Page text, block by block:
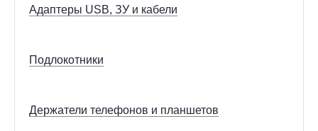
Адаптеры USB, ЗУ и кабели
Подлокотники
Держатели телефонов и планшетов